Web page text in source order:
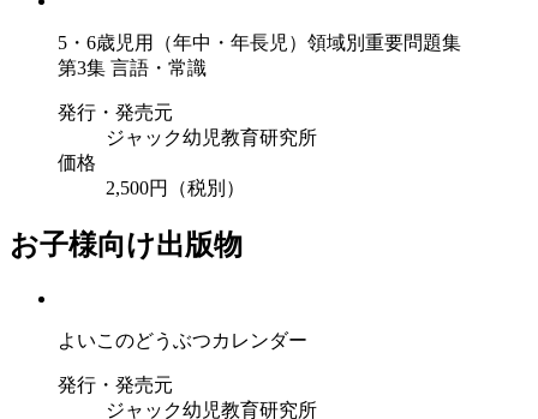
5・6歳児用（年中・年長児）領域別重要問題集
第3集 言語・常識
発行・発売元
ジャック幼児教育研究所
価格
2,500円（税別）
お子様向け出版物
よいこのどうぶつカレンダー
発行・発売元
ジャック幼児教育研究所